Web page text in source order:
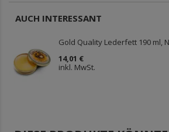
AUCH INTERESSANT
Gold Quality Lederfett 190 ml,
14,01 €
inkl. MwSt.